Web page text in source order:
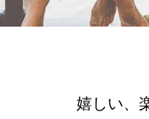
嬉しい、